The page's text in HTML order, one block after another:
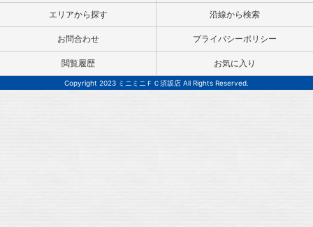
エリアから探す 沿線から検索
お問合わせ プライバシーポリシー
閲覧履歴 お気に入り
Copyright 2023 ミニミニＦＣ須坂店 All Rights Reserved.